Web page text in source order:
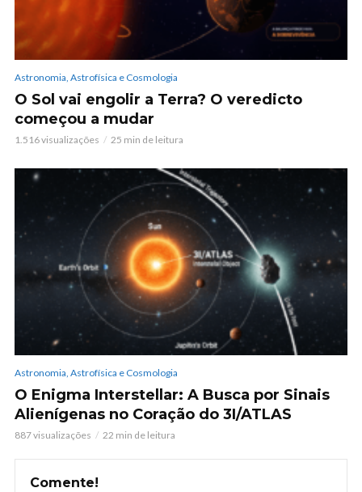
Astronomia, Astrofísica e Cosmologia
O Sol vai engolir a Terra? O veredicto
começou a mudar
1.516 visualizações 25 min de leitura
Astronomia, Astrofísica e Cosmologia
O Enigma Interstellar: A Busca por Sinais
Alienígenas no Coração do 3I/ATLAS
887 visualizações 22 min de leitura
Comente!